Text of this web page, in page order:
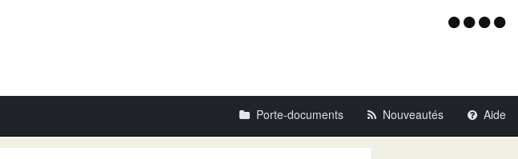
Menu
Porte-documents Nouveautés Aide